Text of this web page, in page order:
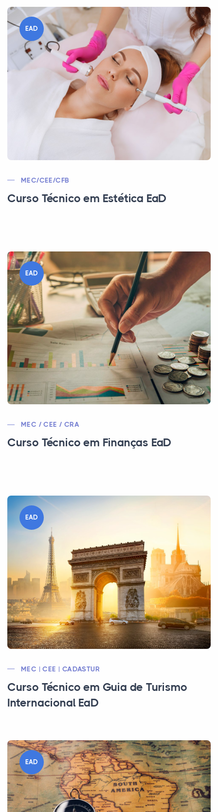
EAD
MEC/CEE/CFB
Curso Técnico em Estética EaD
EAD
MEC / CEE / CRA
Curso Técnico em Finanças EaD
EAD
MEC | CEE | CADASTUR
Curso Técnico em Guia de Turismo
Internacional EaD
EAD